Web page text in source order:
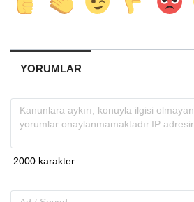
YORUMLAR